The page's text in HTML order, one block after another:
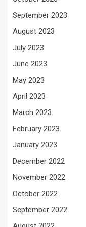
September 2023
August 2023
July 2023
June 2023
May 2023
April 2023
March 2023
February 2023
January 2023
December 2022
November 2022
October 2022
September 2022